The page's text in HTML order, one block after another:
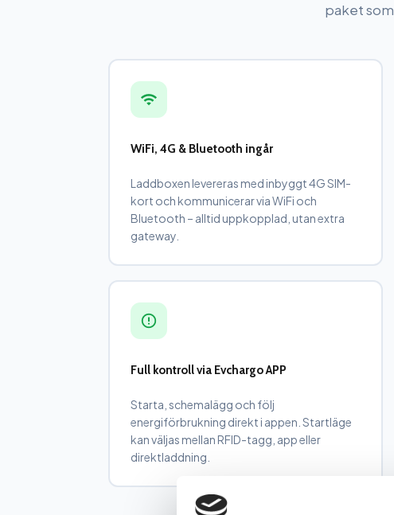
paket
WiFi, 4G & Bluetooth ingår
Laddboxen levereras med inbyggt 4G SIM-
kort och kommunicerar via WiFi och
Bluetooth – alltid uppkopplad, utan extra
gateway.
Full kontroll via Evchargo APP
Starta, schemalägg och följ
energiförbrukning direkt i appen. Startläge
kan väljas mellan RFID-tagg, app eller
direktladdning.